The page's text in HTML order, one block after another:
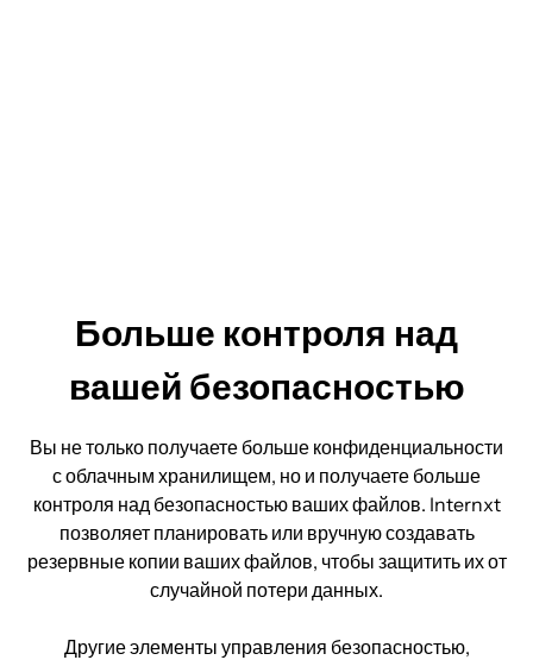
Больше контроля над
вашей безопасностью
Вы не только получаете больше конфиденциальности
с облачным хранилищем, но и получаете больше
контроля над безопасностью ваших файлов. Internxt
позволяет планировать или вручную создавать
резервные копии ваших файлов, чтобы защитить их от
случайной потери данных.
Другие элементы управления безопасностью,